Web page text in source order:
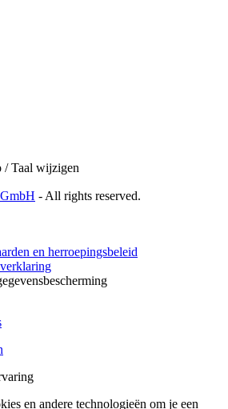
/ Taal wijzigen
- All rights reserved.
en herroepingsbeleid
en andere technologieën om je een